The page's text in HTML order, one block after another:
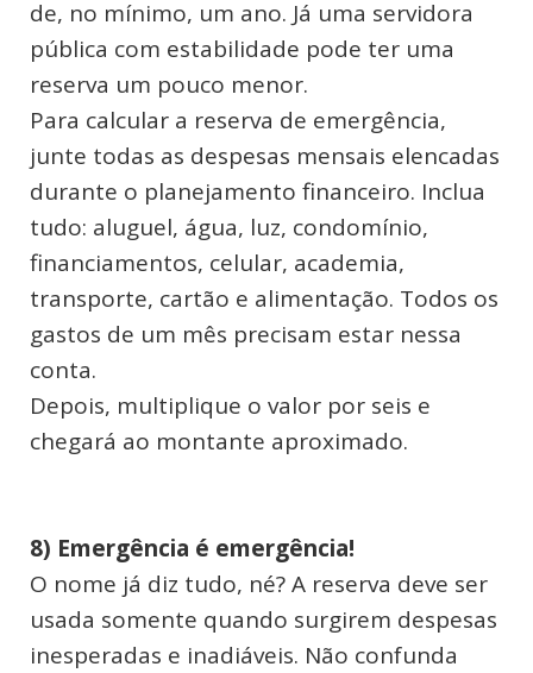
de, no mínimo, um ano. Já uma servidora
pública com estabilidade pode ter uma
reserva um pouco menor.
Para calcular a reserva de emergência,
junte todas as despesas mensais elencadas
durante o planejamento financeiro. Inclua
tudo: aluguel, água, luz, condomínio,
financiamentos, celular, academia,
transporte, cartão e alimentação. Todos os
gastos de um mês precisam estar nessa
conta.
Depois, multiplique o valor por seis e
chegará ao montante aproximado.
8) Emergência é emergência!
O nome já diz tudo, né? A reserva deve ser
usada somente quando surgirem despesas
inesperadas e inadiáveis. Não confunda